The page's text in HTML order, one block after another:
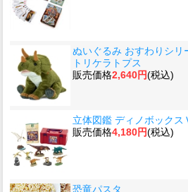
ぬいぐるみ おすわりシリ
トリケラトプス
販売価格2,640円(税込)
立体図鑑 ディノボックス
販売価格4,180円(税込)
恐竜パスタ